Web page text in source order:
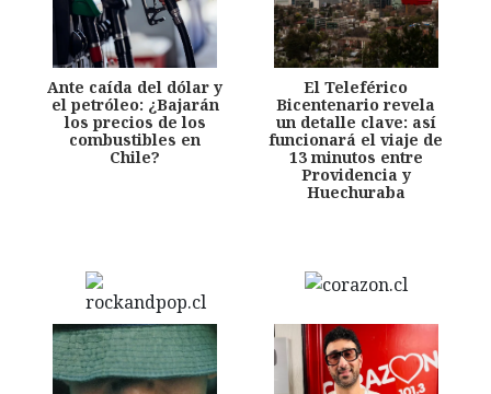
Ante caída del dólar y
el petróleo: ¿Bajarán
los precios de los
combustibles en
Chile?
El Teleférico
Bicentenario revela
un detalle clave: así
funcionará el viaje de
13 minutos entre
Providencia y
Huechuraba